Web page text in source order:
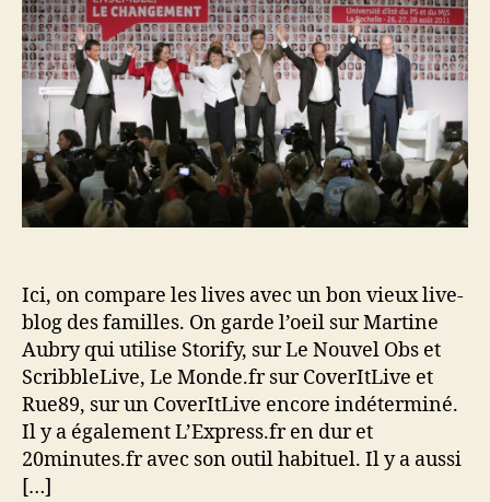
Ici, on compare les lives avec un bon vieux live-
blog des familles. On garde l’oeil sur Martine
Aubry qui utilise Storify, sur Le Nouvel Obs et
ScribbleLive, Le Monde.fr sur CoverItLive et
Rue89, sur un CoverItLive encore indéterminé.
Il y a également L’Express.fr en dur et
20minutes.fr avec son outil habituel. Il y a aussi
[…]